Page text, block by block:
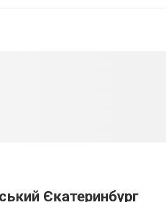
Єкатеринбург